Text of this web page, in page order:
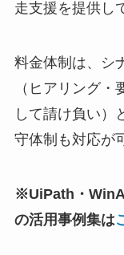
走支援を提供し
料金体制は、シ
（ヒアリング
して請け負い）
守体制も対応が
※UiPath・
の活用事例集は